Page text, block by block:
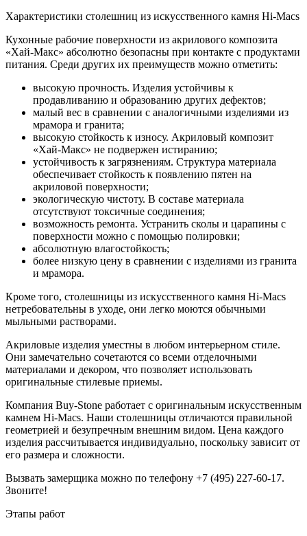
Характеристики столешниц из искусственного камня Hi-Macs
Кухонные рабочие поверхности из акрилового композита
«Хай-Макс» абсолютно безопасны при контакте с продуктами
питания. Среди других их преимуществ можно отметить:
высокую прочность. Изделия устойчивы к
продавливанию и образованию других дефектов;
малый вес в сравнении с аналогичными изделиями из
мрамора и гранита;
высокую стойкость к износу. Акриловый композит
«Хай-Макс» не подвержен истиранию;
устойчивость к загрязнениям. Структура материала
обеспечивает стойкость к появлению пятен на
акриловой поверхности;
экологическую чистоту. В составе материала
отсутствуют токсичные соединения;
возможность ремонта. Устранить сколы и царапины с
поверхности можно с помощью полировки;
абсолютную влагостойкость;
более низкую цену в сравнении с изделиями из гранита
и мрамора.
Кроме того, столешницы из искусственного камня Hi-Macs
нетребовательны в уходе, они легко моются обычными
мыльными растворами.
Акриловые изделия уместны в любом интерьерном стиле.
Они замечательно сочетаются со всеми отделочными
материалами и декором, что позволяет использовать
оригинальные стилевые приемы.
Компания Buy-Stone работает с оригинальным искусственным
камнем Hi-Macs. Наши столешницы отличаются правильной
геометрией и безупречным внешним видом. Цена каждого
изделия рассчитывается индивидуально, поскольку зависит от
его размера и сложности.
Вызвать замерщика можно по телефону +7 (495) 227-60-17.
Звоните!
Этапы работ